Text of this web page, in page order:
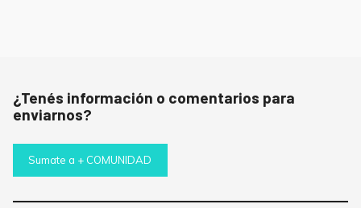
¿Tenés información o comentarios para
enviarnos?
Sumate a + COMUNIDAD